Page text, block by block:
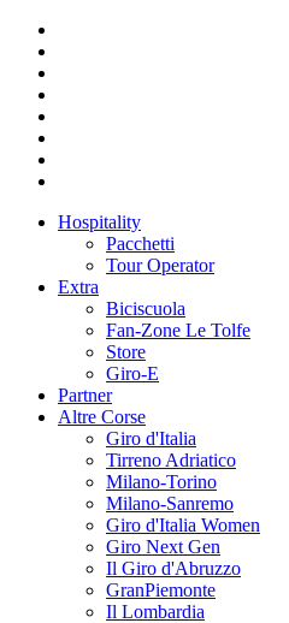
Hospitality
Pacchetti
Tour Operator
Extra
Biciscuola
Fan-Zone Le Tolfe
Store
Giro-E
Partner
Altre Corse
Giro d'Italia
Tirreno Adriatico
Milano-Torino
Milano-Sanremo
Giro d'Italia Women
Giro Next Gen
Il Giro d'Abruzzo
GranPiemonte
Il Lombardia